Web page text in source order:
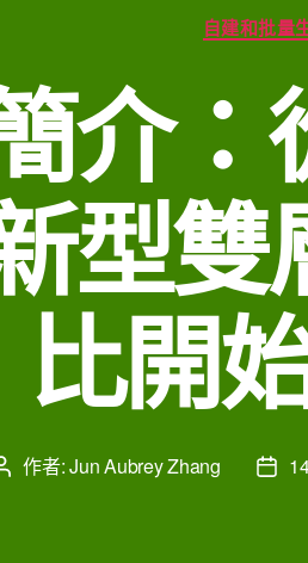
分
類
自建和批量
介
型
比開
文 作者:Jun Aubrey Zhang
文